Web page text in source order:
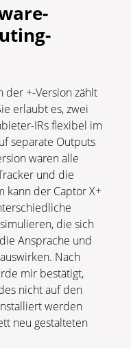
der +-Version zählt
erlaubt es, zwei
IRs flexibel im
separate Outputs
waren alle
und die
kann der Captor X+
die sich
Ansprache und
Nach
mir bestätigt,
nicht auf den
werden
neu gestalteten